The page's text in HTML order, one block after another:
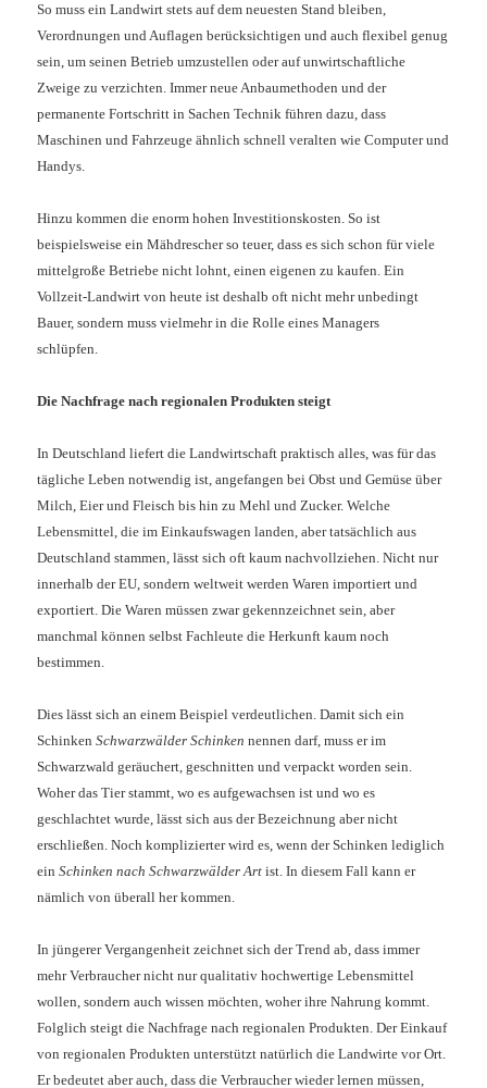
So muss ein Landwirt stets auf dem neuesten Stand bleiben,
Verordnungen und Auflagen berücksichtigen und auch flexibel genug
sein, um seinen Betrieb umzustellen oder auf unwirtschaftliche
Zweige zu verzichten. Immer neue Anbaumethoden und der
permanente Fortschritt in Sachen Technik führen dazu, dass
Maschinen und Fahrzeuge ähnlich schnell veralten wie Computer und
Handys.
Hinzu kommen die enorm hohen Investitionskosten. So ist
beispielsweise ein Mähdrescher so teuer, dass es sich schon für viele
mittelgroße Betriebe nicht lohnt, einen eigenen zu kaufen. Ein
Vollzeit-Landwirt von heute ist deshalb oft nicht mehr unbedingt
Bauer, sondern muss vielmehr in die Rolle eines Managers
schlüpfen.
Die Nachfrage nach regionalen Produkten steigt
In Deutschland liefert die Landwirtschaft praktisch alles, was für das
tägliche Leben notwendig ist, angefangen bei Obst und Gemüse über
Milch, Eier und Fleisch bis hin zu Mehl und Zucker. Welche
Lebensmittel, die im Einkaufswagen landen, aber tatsächlich aus
Deutschland stammen, lässt sich oft kaum nachvollziehen. Nicht nur
innerhalb der EU, sondern weltweit werden Waren importiert und
exportiert. Die Waren müssen zwar gekennzeichnet sein, aber
manchmal können selbst Fachleute die Herkunft kaum noch
bestimmen.
Dies lässt sich an einem Beispiel verdeutlichen. Damit sich ein
SchinkenSchwarzwälder Schinkennennen darf, muss er im
Schwarzwald geräuchert, geschnitten und verpackt worden sein.
Woher das Tier stammt, wo es aufgewachsen ist und wo es
geschlachtet wurde, lässt sich aus der Bezeichnung aber nicht
erschließen. Noch komplizierter wird es, wenn der Schinken lediglich
einSchinken nach Schwarzwälder Artist. In diesem Fall kann er
nämlich von überall her kommen.
In jüngerer Vergangenheit zeichnet sich der Trend ab, dass immer
mehr Verbraucher nicht nur qualitativ hochwertige Lebensmittel
wollen, sondern auch wissen möchten, woher ihre Nahrung kommt.
Folglich steigt die Nachfrage nach regionalen Produkten. Der Einkauf
von regionalen Produkten unterstützt natürlich die Landwirte vor Ort.
Er bedeutet aber auch, dass die Verbraucher wieder lernen müssen,